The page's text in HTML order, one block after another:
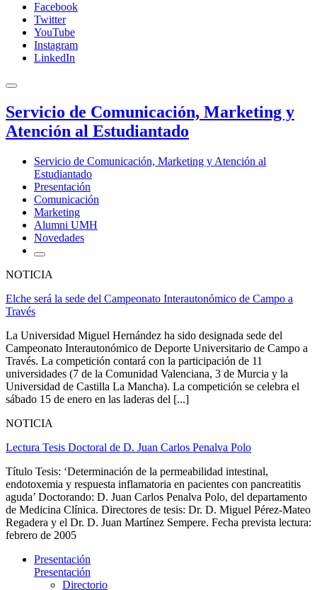
Facebook
Twitter
YouTube
Instagram
LinkedIn
Servicio de Comunicación, Marketing y
Atención al Estudiantado
Servicio de Comunicación, Marketing y Atención al
Estudiantado
Presentación
Comunicación
Marketing
Alumni UMH
Novedades
NOTICIA
Elche será la sede del Campeonato Interautonómico de Campo a
Través
La Universidad Miguel Hernández ha sido designada sede del
Campeonato Interautonómico de Deporte Universitario de Campo a
Través. La competición contará con la participación de 11
universidades (7 de la Comunidad Valenciana, 3 de Murcia y la
Universidad de Castilla La Mancha). La competición se celebra el
sábado 15 de enero en las laderas del [...]
NOTICIA
Lectura Tesis Doctoral de D. Juan Carlos Penalva Polo
Título Tesis: ‘Determinación de la permeabilidad intestinal,
endotoxemia y respuesta inflamatoria en pacientes con pancreatitis
aguda’ Doctorando: D. Juan Carlos Penalva Polo, del departamento
de Medicina Clínica. Directores de tesis: Dr. D. Miguel Pérez-Mateo
Regadera y el Dr. D. Juan Martínez Sempere. Fecha prevista lectura:
febrero de 2005
Presentación
Presentación
Directorio